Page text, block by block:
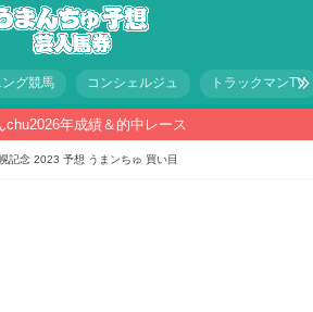
ング競馬 コンシェルジュ トラックマンTV
chu2026年成績＆的中レース
記念 2023 予想 うまンちゅ 買い目